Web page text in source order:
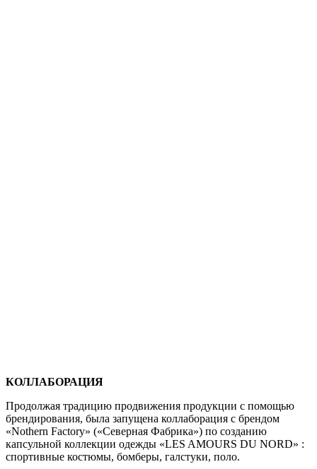
КОЛЛАБОРАЦИЯ
Продолжая традицию продвижения продукции с помощью
брендирования, была запущена коллаборация с брендом
«Nothern Factory» («Северная Фабрика») по созданию
капсульной коллекции одежды «LES AMOURS DU NORD» :
спортивные костюмы, бомберы, галстуки, поло.